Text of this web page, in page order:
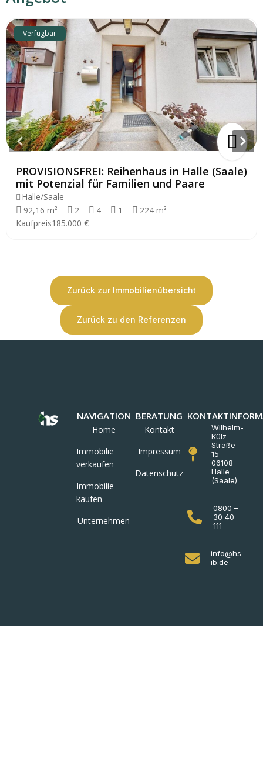
Verfügbar
PROVISIONSFREI: Reihenhaus in Halle (Saale)
mit Potenzial für Familien und Paare
Halle/Saale
92,16 m²
2 4 1
224 m²
Kaufpreis185.000 €
Zurück zur Immobilienübersicht
Zurück zu den Referenzen
NAVIGATION
Home
Immobilie
verkaufen
Immobilie
kaufen
Unternehmen
BERATUNG
Kontakt
Impressum
Datenschutz
Wilhelm-
Külz-
Straße
15
06108
Halle
(Saale)
0800 –
30 40
111
info@hs-
ib.de